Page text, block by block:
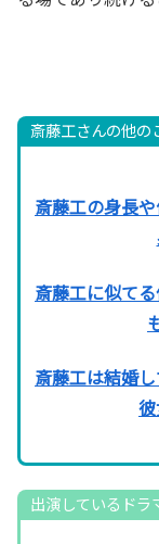
斎藤工さんの他の
斎藤工の身長
斎藤工に似て
斎藤工は結婚
出演しているドラ